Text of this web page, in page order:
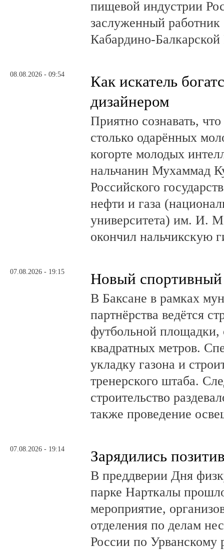
пищевой индустрии
заслуженный работник
Кабардино-
08.08.2026 - 09:54
Как искатель
дизайнером
Приятно сознавать,
столько одарённых
когорте молодых
нальчанин Мухаммад
Российского
нефти и газа
университета) им. И.
окончил нальчикскую
07.08.2026 - 19:15 Новый спортивный
В Баксане в рамках
партнёрства ведётся
футбольной
квадратных метров.
укладку газона и
тренерского штаба.
строительство
также проведение
07.08.2026 - 19:14 Зарядились
В преддверии Дня
парке Нарткалы
мероприятие,
отделения по делам
России по Урванскому